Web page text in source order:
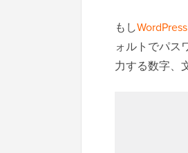
もし
ォルトでパス
力する数字、